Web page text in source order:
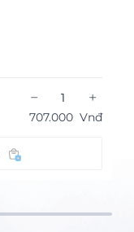
− +
707.000 Vnđ